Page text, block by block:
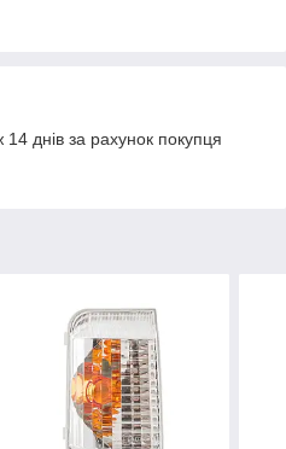
днів за рахунок покупця